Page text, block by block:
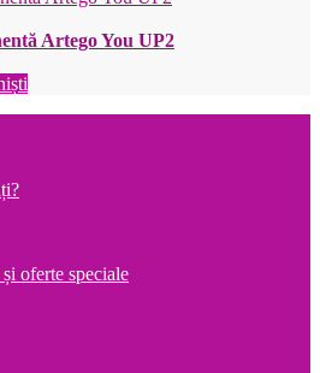
Artego You UP2
oferte speciale